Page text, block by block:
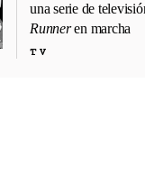
una serie de
Runneren marcha
TV